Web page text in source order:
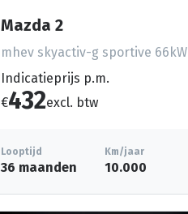
Mazda 2
mhev skyactiv-g sportive 66kW
Indicatieprijs p.m.
€432excl. btw
Looptijd
36 maanden
Km/jaar
10.000